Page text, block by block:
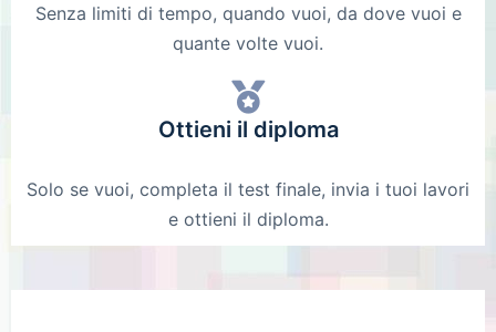
Senza limiti di tempo, quando vuoi, da dove vuoi e
quante volte vuoi.
Ottieni il diploma
Solo se vuoi, completa il test finale, invia i tuoi lavori
e ottieni il diploma.